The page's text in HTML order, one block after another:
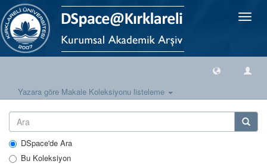
Geçiş
Yazara göre Makale Koleksiyonu listeleme
DSpace'de Ara
Bu Koleksiyon